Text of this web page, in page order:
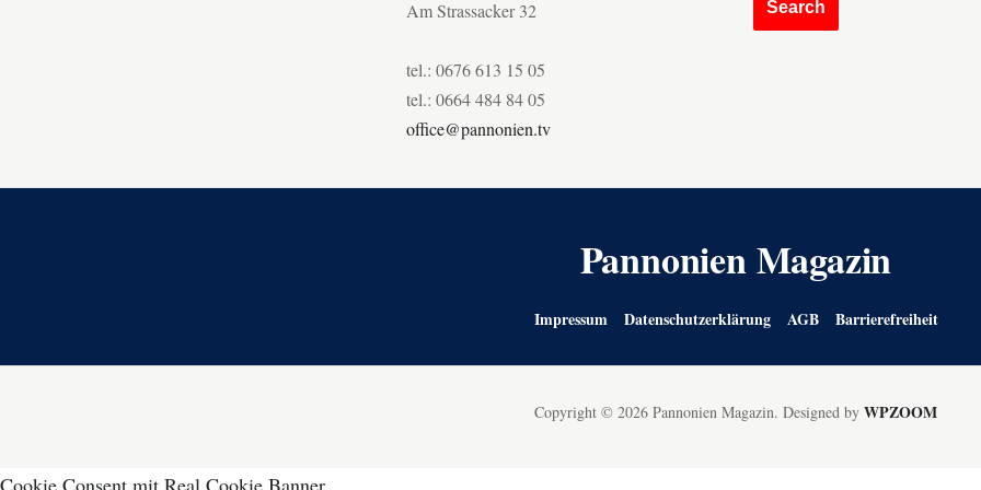
Am Strassacker 32
tel.: 0676 613 15 05
tel.: 0664 484 84 05
office@pannonien.tv
Pannonien Magazin
Impressum Datenschutzerklärung AGB Barrierefreiheit
Copyright © 2026 Pannonien Magazin. Designed by WPZOOM